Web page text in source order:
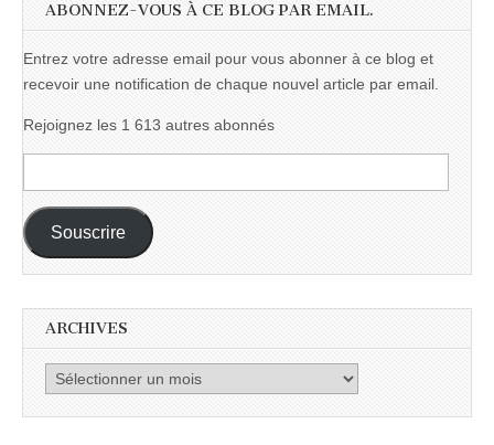
ABONNEZ-VOUS À CE BLOG PAR EMAIL.
Entrez votre adresse email pour vous abonner à ce blog et
recevoir une notification de chaque nouvel article par email.
Rejoignez les 1 613 autres abonnés
e-
mail :
Souscrire
ARCHIVES
Archives